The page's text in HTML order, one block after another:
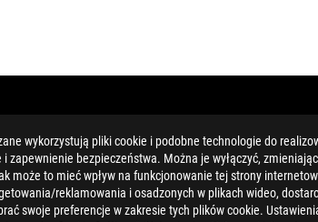
wykorzystują pliki cookie i podobne technologie do
zapewnienie bezpieczeństwa. Można je wyłączyć,
może to mieć wpływ na funkcjonowanie tej strony
reklamowania i osadzonych w plikach wideo,
swoje preferencje w zakresie tych plików cookie.